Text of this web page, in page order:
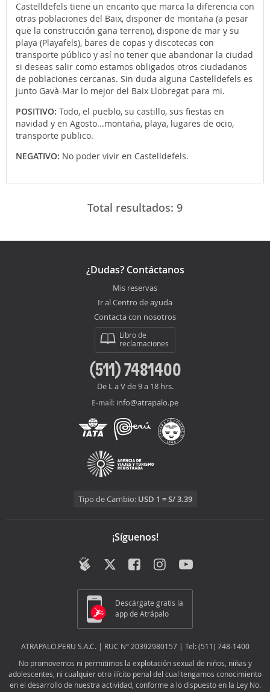
Castelldefels tiene un encanto que marca la diferencia con
otras poblaciones del Baix, disponer de montaña (a pesar
que la construcción gana terreno), dispone de mar y su
playa (Playafels), bares de copas y discotecas con
transporte público y así no tener que abandonar la ciudad
si deseas salir como estamos obligados otros ciudadanos
de poblaciones cercanas. Sin duda alguna Castelldefels es
junto Gavà-Mar lo mejor del Baix Llobregat para mi.
POSITIVO: Todo, el pueblo, su castillo, sus fiestas en
navidad y en Agosto...montaña, playa, lugares de ocio,
transporte publico.
NEGATIVO: No poder vivir en Castelldefels.
Total resultados: 9
¿Dudas? Contáctanos
Mis reservas
Ir al Centro de ayuda
Contacta con nosotros
Libro de
reclamaciones
(511) 7481400
De L a V de 9 a 18 hrs.
E-mail: info@atrapalo.pe
Tipo de Cambio: USD 1 = S/ 3.39
¡Síguenos!
Descárgate gratis la
app de Atrápalo
ATRAPALO.PERU S.A.C. | RUC N° 20392980157 | Tel: (511) 748-1400
No promovemos ni permitimos la explotación sexual de niños, niñas y
adolescentes, ni cualquier otro ilícito penal del cual tengamos conocimiento
en el desarrollo de nuestra actividad, conforme a lo dispuesto en la Ley No.